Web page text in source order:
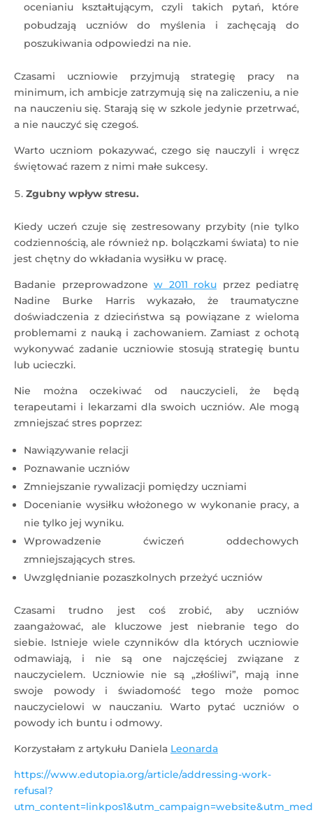
ocenianiu kształtującym, czyli takich pytań, które
pobudzają uczniów do myślenia i zachęcają do
poszukiwania odpowiedzi na nie.
Czasami uczniowie przyjmują strategię pracy na
minimum, ich ambicje zatrzymują się na zaliczeniu, a nie
na nauczeniu się. Starają się w szkole jedynie przetrwać,
a nie nauczyć się czegoś.
Warto uczniom pokazywać, czego się nauczyli i wręcz
świętować razem z nimi małe sukcesy.
Zgubny wpływ stresu.
Kiedy uczeń czuje się zestresowany przybity (nie tylko
codziennością, ale również np. bolączkami świata) to nie
jest chętny do wkładania wysiłku w pracę.
Badanie przeprowadzone w 2011 roku przez pediatrę
Nadine Burke Harris wykazało, że traumatyczne
doświadczenia z dzieciństwa są powiązane z wieloma
problemami z nauką i zachowaniem. Zamiast z ochotą
wykonywać zadanie uczniowie stosują strategię buntu
lub ucieczki.
Nie można oczekiwać od nauczycieli, że będą
terapeutami i lekarzami dla swoich uczniów. Ale mogą
zmniejszać stres poprzez:
Nawiązywanie relacji
Poznawanie uczniów
Zmniejszanie rywalizacji pomiędzy uczniami
Docenianie wysiłku włożonego w wykonanie pracy, a
nie tylko jej wyniku.
Wprowadzenie ćwiczeń oddechowych
zmniejszających stres.
Uwzględnianie pozaszkolnych przeżyć uczniów
Czasami trudno jest coś zrobić, aby uczniów
zaangażować, ale kluczowe jest niebranie tego do
siebie. Istnieje wiele czynników dla których uczniowie
odmawiają, i nie są one najczęściej związane z
nauczycielem. Uczniowie nie są „złośliwi”, mają inne
swoje powody i świadomość tego może pomoc
nauczycielowi w nauczaniu. Warto pytać uczniów o
powody ich buntu i odmowy.
Korzystałam z artykułu Daniela Leonarda
https://www.edutopia.org/article/addressing-work-
refusal?